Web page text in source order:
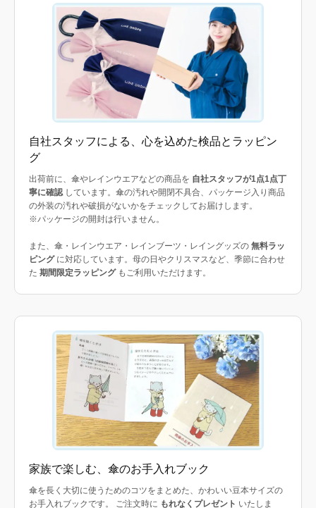
自社スタッフによる、心を込めた検品とラッピン
グ
出荷前に、傘やレインウエアなどの商品を 自社スタッフが1点1点丁
寧に確認しています。傘の汚れや開閉不具合、パッケージ入り商品
の外装の汚れや破損がないかをチェックしてお届けします。
※パッケージの開封は行いません。
また、傘・レインウエア・レインブーツ・レイングッズの 無料ラッ
ピングに対応しています。母の日やクリスマスなど、季節に合わせ
た 期間限定ラッピングもご利用いただけます。
家族で楽しむ、傘のお手入れブック
傘を長く大切に使うためのコツをまとめた、かわいい豆本サイズの
お手入れブックです。 ご注文時に もれなくプレゼント いたしま